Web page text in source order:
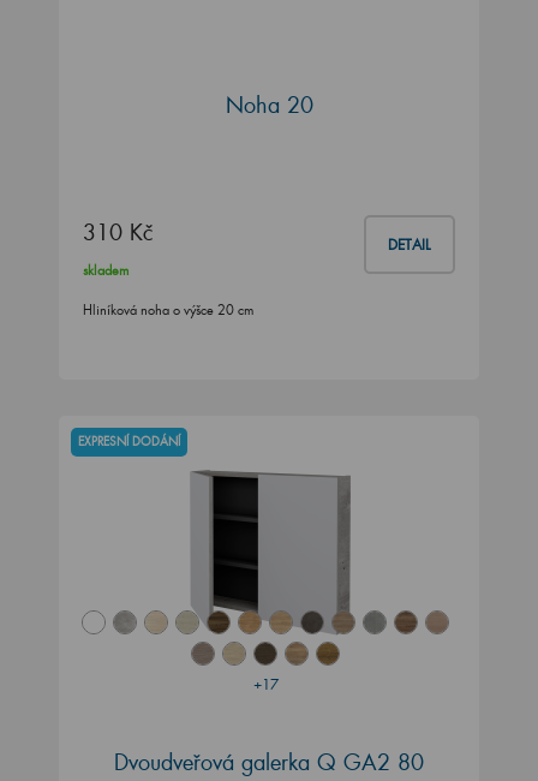
Noha 20
310 Kč DETAIL
skladem
Hliníková noha o výšce 20 cm
+17
EXPRESNÍ DODÁNÍ
Dvoudveřová galerka Q GA2 80